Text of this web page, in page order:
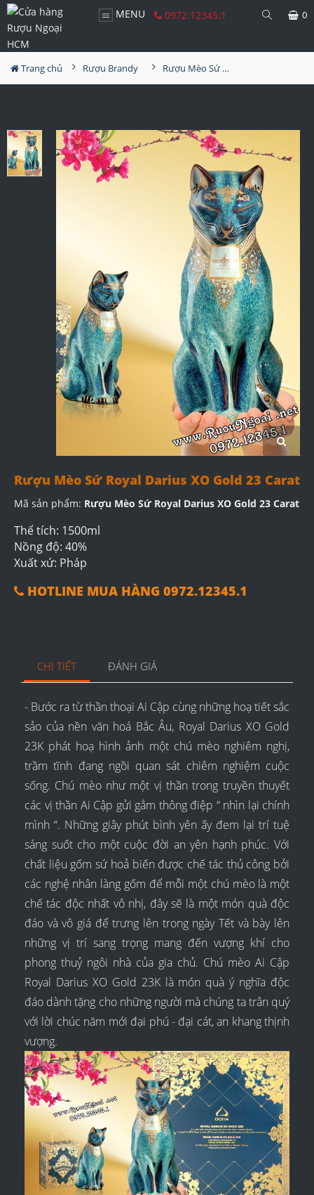
MENU 0972.12345.1 0
Trang chủ Rượu Brandy Rượu Mèo Sứ Royal Darius XO Gold 23 Carat
Rượu Mèo Sứ Royal Darius XO Gold 23 Carat
Mã sản phẩm: Rượu Mèo Sứ Royal Darius XO Gold 23 Carat
Thể tích: 1500ml
Nồng độ: 40%
Xuất xứ: Pháp
HOTLINE MUA HÀNG 0972.12345.1
CHI TIẾT ĐÁNH GIÁ
- Bước ra từ thần thoại Ai Cập cùng những hoạ tiết sắc
sảo của nền văn hoá Bắc Âu, Royal Darius XO Gold
23K phát hoạ hình ảnh một chú mèo nghiêm nghị,
trầm tĩnh đang ngồi quan sát chiêm nghiệm cuộc
sống. Chú mèo như một vị thần trong truyền thuyết
các vị thần Ai Cập gửi gắm thông điệp “ nhìn lại chính
mình “. Những giây phút bình yên ấy đem lại trí tuệ
sáng suốt cho một cuộc đời an yên hạnh phúc. Với
chất liệu gốm sứ hoả biến được chế tác thủ công bởi
các nghệ nhân làng gốm để mỗi một chú mèo là một
chế tác độc nhất vô nhị, đây sẽ là một món quà độc
đáo và vô giá để trưng lên trong ngày Tết và bày lên
những vị trí sang trọng mang đến vượng khí cho
phong thuỷ ngôi nhà của gia chủ. Chú mèo Ai Cập
Royal Darius XO Gold 23K là món quà ý nghĩa độc
đáo dành tặng cho những người mà chúng ta trân quý
với lời chúc năm mới đại phú - đại cát, an khang thịnh
vượng.